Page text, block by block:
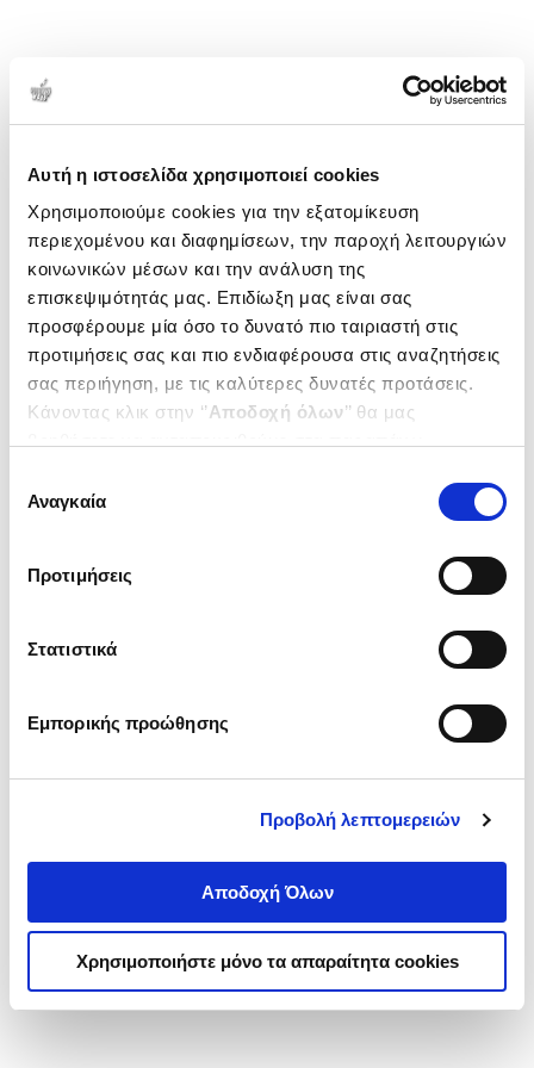
Αυτή η ιστοσελίδα χρησιμοποιεί cookies
Χρησιμοποιούμε cookies για την εξατομίκευση
περιεχομένου και διαφημίσεων, την παροχή λειτουργιών
κοινωνικών μέσων και την ανάλυση της
επισκεψιμότητάς μας. Επιδίωξη μας είναι σας
προσφέρουμε μία όσο το δυνατό πιο ταιριαστή στις
προτιμήσεις σας και πιο ενδιαφέρουσα στις αναζητήσεις
σας περιήγηση, με τις καλύτερες δυνατές προτάσεις.
Κάνοντας κλικ στην ‘’Αποδοχή όλων’’ θα μας
ενδιαφέρουν και να επιλέξετε από τα παρακάτω με την
΄΄και να ενημερωθείτε σχετικά με
συγκατάθεσης
Αναγκαία
Προτιμήσεις
Στατιστικά
Εμπορικής προώθησης
Προβολή λεπτομερειών
Αποδοχή Όλων
Χρησιμοποιήστε μόνο τα απαραίτητα cookies